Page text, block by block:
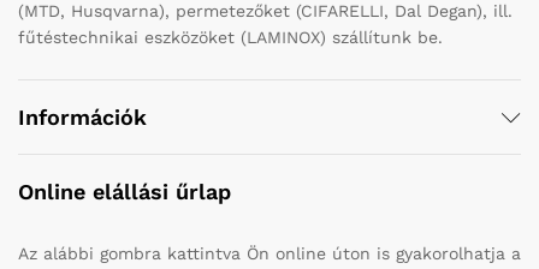
(MTD, Husqvarna), permetezőket (CIFARELLI, Dal Degan), ill.
fűtéstechnikai eszközöket (LAMINOX) szállítunk be.
Információk
Online elállási űrlap
Az alábbi gombra kattintva Ön online úton is gyakorolhatja a